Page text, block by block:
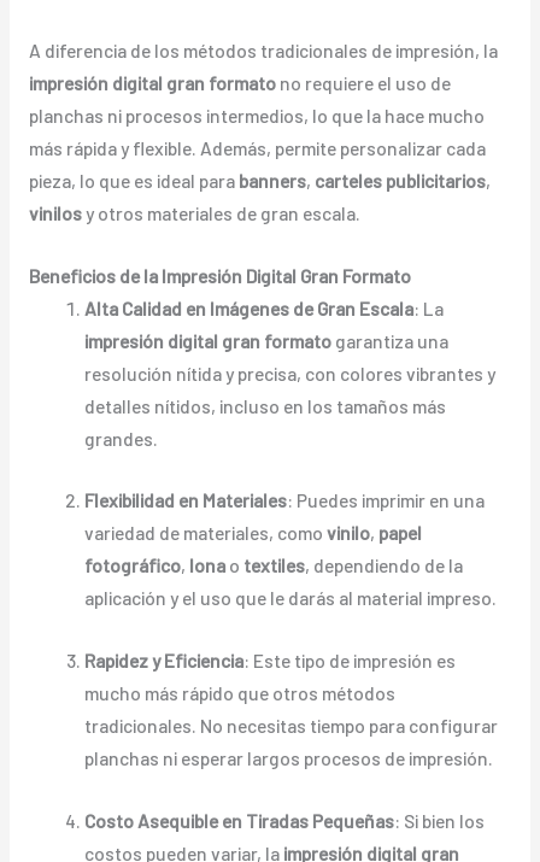
A diferencia de los métodos tradicionales de impresión, la
impresión digital gran formatono requiere el uso de
planchas ni procesos intermedios, lo que la hace mucho
más rápida y flexible. Además, permite personalizar cada
pieza, lo que es ideal para banners, carteles publicitarios,
vinilosy otros materiales de gran escala.
Beneficios de la Impresión Digital Gran Formato
Alta Calidad en Imágenes de Gran Escala: La
impresión digital gran formato garantiza una
resolución nítida y precisa, con colores vibrantes y
detalles nítidos, incluso en los tamaños más
grandes.
Flexibilidad en Materiales: Puedes imprimir en una
variedad de materiales, comovinilo, papel
fotográfico, lona o textiles, dependiendo de la
aplicación y el uso que le darás al material impreso.
Rapidez y Eficiencia: Este tipo de impresión es
mucho más rápido que otros métodos
tradicionales. No necesitas tiempo para configurar
planchas ni esperar largos procesos de impresión.
Costo Asequible en Tiradas Pequeñas: Si bien los
costos pueden variar, la impresión digital gran